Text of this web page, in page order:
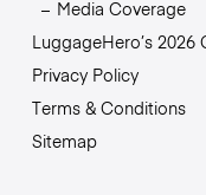
Media Coverage
LuggageHero’s 2026
Privacy Policy
Terms & Conditions
Sitemap